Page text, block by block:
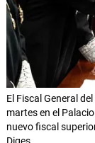
El Fiscal General
martes en el
nuevo fiscal